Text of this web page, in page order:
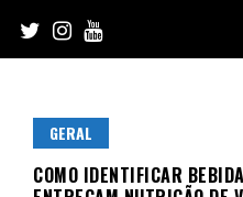
content
GERAL
COMO IDENTIFICAR